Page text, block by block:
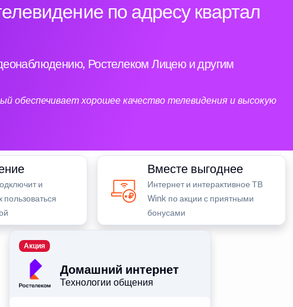
по адресу квартал
Ростелеком Лицею и другим
обеспечивает хорошее качество телевидения и высокую
и
пользоваться
Вместе выгоднее
Интернет и интерактивное ТВ
Wink по акции с приятными
бонусами
Домашний интернет
Технологии общения
Акция